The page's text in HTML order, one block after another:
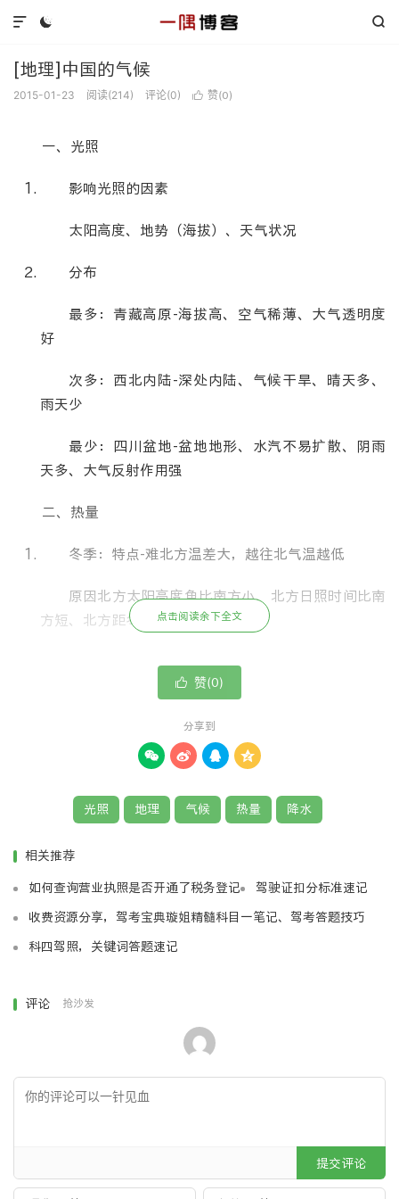
 

[地理]中国的气候
2015-01-23 阅读(214) 评论(0)  赞(0)
一、光照
影响光照的因素
太阳高度、地势（海拔）、天气状况
分布
最多：青藏高原-海拔高、空气稀薄、大气透明度
好
次多：西北内陆-深处内陆、气候干旱、晴天多、
雨天少
最少：四川盆地-盆地地形、水汽不易扩散、阴雨
天多、大气反射作用强
二、热量
冬季：特点-难北方温差大，越往北气温越低
原因北方太阳高度角比南方小、北方日照时间比南
方短、北方距冬季风源地近
原因北方日照时间比南方长、南方雨日多
亚热带：一年两熟到一年三熟
热带：一年三熟
青藏高原：一年一熟
四种降雨类型
点击阅读余下全文
 赞(0)
分享到
   
光照 地理 气候 热量 降水
相关推荐
如何查询营业执照是否开通了税务登记 驾驶证扣分标准速记
收费资源分享，驾考宝典璇姐精髓科目一笔记、驾考答题技巧
科四驾照，关键词答题速记
评论 抢沙发
提交评论